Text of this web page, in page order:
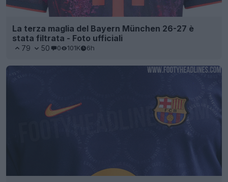
La terza maglia del Bayern München 26-27 è
stata filtrata - Foto ufficiali
79 50 0 101K 6h